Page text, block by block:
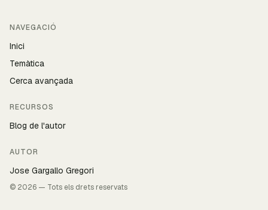
NAVEGACIÓ
Inici
Temàtica
Cerca avançada
RECURSOS
Blog de l'autor
AUTOR
Jose Gargallo Gregori
© 2026 — Tots els drets reservats